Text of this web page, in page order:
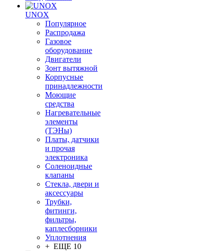
UNOX
Популярное
Распродажа
Газовое
оборудование
Двигатели
Зонт вытяжной
Корпусные
принадлежности
Моющие
средства
Нагревательные
элементы
(ТЭНы)
Платы, датчики
и прочая
электроника
Соленоидные
клапаны
Стекла, двери и
аксессуары
Трубки,
фитинги,
фильтры,
каплесборники
Уплотнения
+ ЕЩЕ 10